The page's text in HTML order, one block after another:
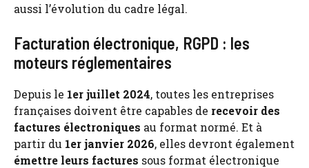
aussi l’évolution du cadre légal.
Facturation électronique, RGPD : les
moteurs réglementaires
Depuis le 1er juillet 2024, toutes les entreprises
françaises doivent être capables de recevoir des
factures électroniques au format normé. Et à
partir du 1er janvier 2026, elles devront également
émettre leurs factures sous format électronique